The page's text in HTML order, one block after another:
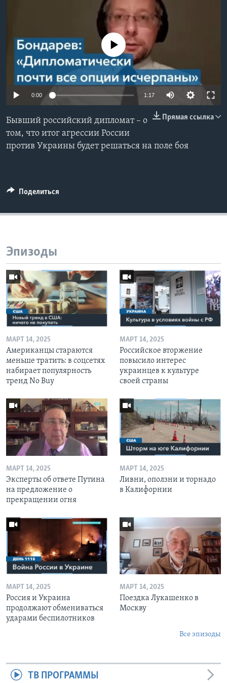
СОЦИАЛЬНЫЕ СЕТИ
Языки
No media source currently available
0:00 1:17
Прямая ссылка
Бывший российский дипломат – о
том, что итог агрессии России
против Украины будет решаться на поле боя
Поделиться
Эпизоды
МАРТ 14, 2025
Американцы стараются
меньше тратить: в соцсетях
набирает популярность
тренд No Buy
МАРТ 14, 2025
Российское вторжение
повысило интерес
украинцев к культуре
своей страны
МАРТ 14, 2025
Эксперты об ответе Путина
на предложение о
прекращении огня
МАРТ 14, 2025
Ливни, оползни и торнадо
в Калифорнии
МАРТ 14, 2025
Россия и Украина
продолжают обмениваться
ударами беспилотников
МАРТ 14, 2025
Поездка Лукашенко в
Москву
Все эпизоды
ТВ ПРОГРАММЫ